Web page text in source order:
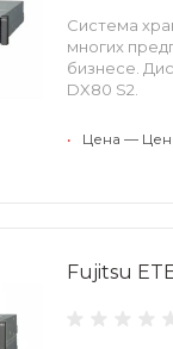
Система
многих
бизнесе.
DX80 S2.
• Цена —
Fujitsu